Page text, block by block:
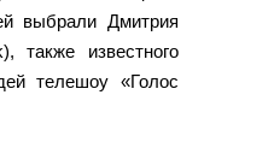
выбрали Дмитрия
также известного
телешоу «Голос